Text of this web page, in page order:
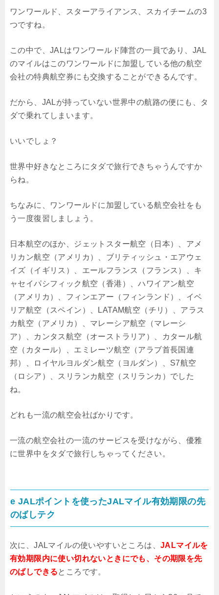
ワンワールド、スターアライアンス、スカイチームの3
つですね。
この中で、JALはワンワールド陣営の一員であり、JAL
のマイルはこのワンワールドに加盟している他の航空
会社の特典航空券にも交換することができるんです。
だから、JALが持っていない世界中の航路の便にも、タ
ダで乗れてしまいます。
いいでしょ？
世界中好きなところにタダで旅行できちゃうんですか
らね。
ちなみに、ワンワールドに加盟している航空会社をも
う一度復習しましょう。
日本航空のほか、ジェットスター航空（日本）、アメ
リカン航空（アメリカ）、ブリティッシュ・エアウェ
イズ（イギリス）、エールフランス（フランス）、キ
ャセイパシフィック航空（香港）、ハワイアン航空
（アメリカ）、フィンエアー（フィンランド）、イベ
リア航空（スペイン）、LATAM航空（チリ）、アラス
カ航空（アメリカ）、マレーシア航空（マレーシ
ア）、カンタス航空（オーストラリア）、カタール航
空（カタール）、エミレーツ航空（アラブ首長国連
邦）、ロイヤルヨルダン航空（ヨルダン）、S7航空
（ロシア）、スリランカ航空（スリランカ）でした
ね。
どれも一流の航空会社ばかりです。
一流の航空会社の一流のサービスを受けながら、優雅
に世界中をタダで旅行しちゃってください。
e JALポイントを使ったJALマイル有効期限の先
のばしテク
次に、JALマイルの使いやすいところは、 JALマイルを
有効期限内に使い切れないときにでも、その期限を先
のばしできるところです。